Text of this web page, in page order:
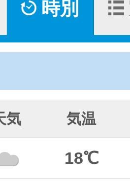
時別
気 気温
18℃